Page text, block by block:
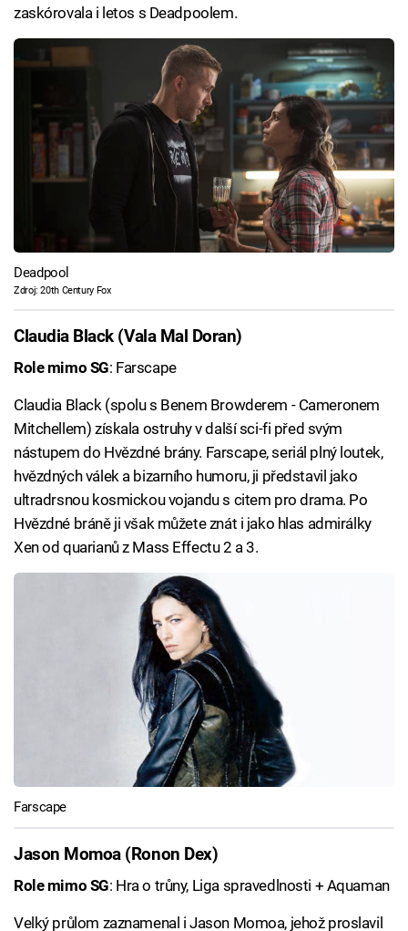
zaskórovala i letos s Deadpoolem.
Deadpool
Zdroj: 20th Century Fox
Claudia Black (Vala Mal Doran)
Role mimo SG: Farscape
Claudia Black (spolu s Benem Browderem - Cameronem
Mitchellem) získala ostruhy v další sci-fi před svým
nástupem do Hvězdné brány. Farscape, seriál plný loutek,
hvězdných válek a bizarního humoru, ji představil jako
ultradrsnou kosmickou vojandu s citem pro drama. Po
Hvězdné bráně ji však můžete znát i jako hlas admirálky
Xen od quarianů z Mass Effectu 2 a 3.
Farscape
Jason Momoa (Ronon Dex)
Role mimo SG: Hra o trůny, Liga spravedlnosti + Aquaman
Velký průlom zaznamenal i Jason Momoa, jehož proslavil